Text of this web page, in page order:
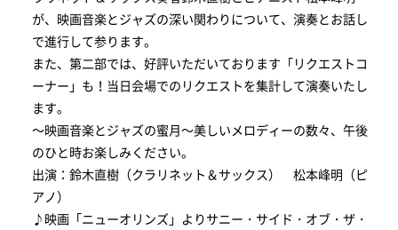
が、映画音楽とジャズの深い関わりについて、演奏とお話し
で進行して参ります。
また、第二部では、好評いただいております「リクエストコ
ーナー」も！当日会場でのリクエストを集計して演奏いたし
ます。
～映画音楽とジャズの蜜月～美しいメロディーの数々、午後
のひと時お楽しみください。
出演：鈴木直樹（クラリネット＆サックス） 松本峰明（ピ
アノ）
♪映画「ニューオリンズ」よりサニー・サイド・オブ・ザ・